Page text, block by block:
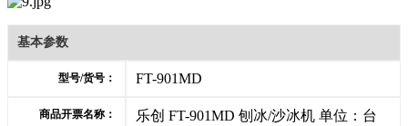
基本参数
型号/货号： FT-901MD
商品开票名称： 乐创 FT-901MD 刨冰/沙冰机 单位：台